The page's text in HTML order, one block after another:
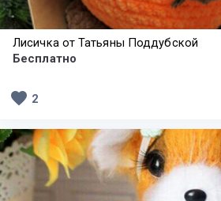
Лисичка от Татьяны Поддубской
Бесплатно
favorite 2